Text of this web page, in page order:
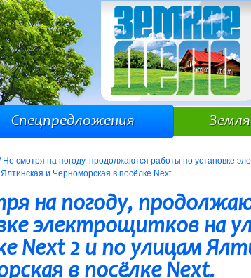
Спецпредложения
Не смотря на погоду, продолжаются работы по установке
и Черноморская в посёлке Next.
на погоду,
электрощитков на
Next 2 и по улицам
в посёлке Next.